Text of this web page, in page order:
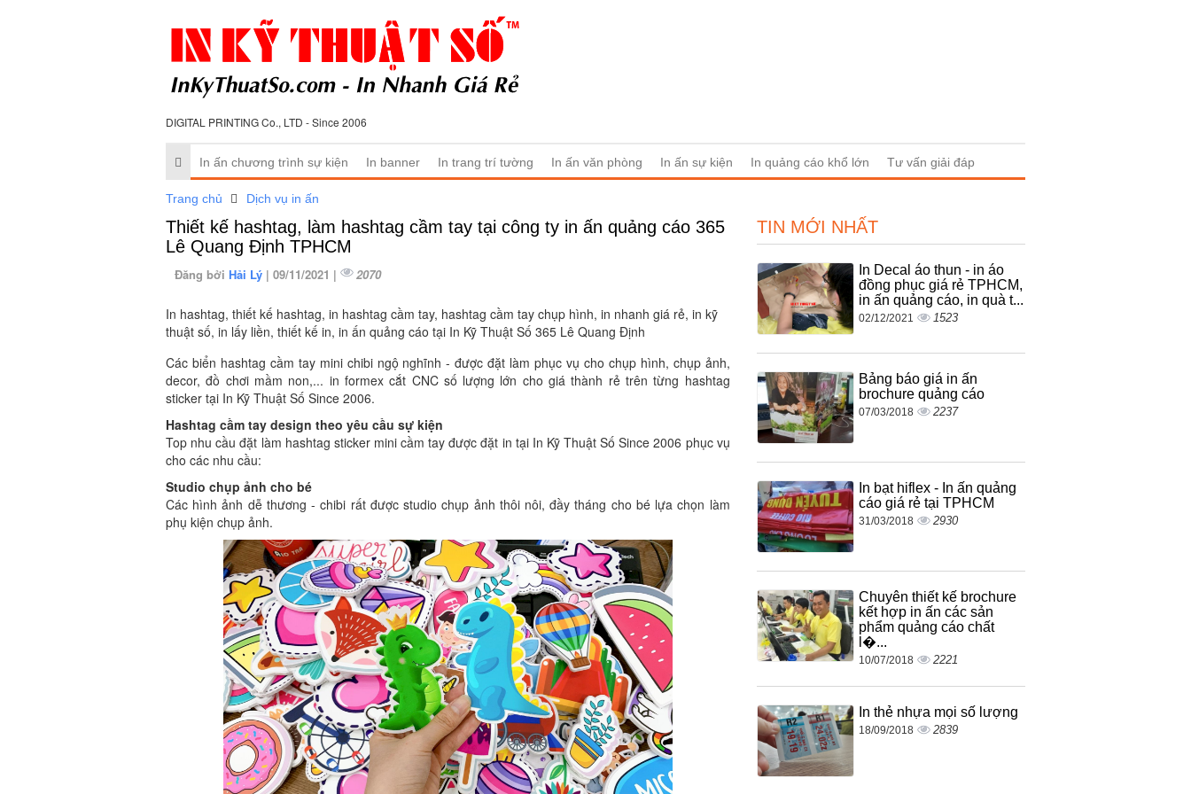
DIGITAL PRINTING Co., LTD - Since 2006
In ấn chương trình sự kiện In banner In trang trí tường In ấn văn phòng In ấn sự kiện In quảng cáo khổ lớn Tư vấn giải đáp
Trang chủ Dịch vụ in ấn
Thiết kế hashtag, làm hashtag cầm tay tại công ty in ấn quảng cáo 365
Lê Quang Định TPHCM
Đăng bởi Hải Lý | 09/11/2021 | 2070
In hashtag, thiết kế hashtag, in hashtag cầm tay, hashtag cầm tay chụp hình, in nhanh giá rẻ, in kỹ
thuật số, in lấy liền, thiết kế in, in ấn quảng cáo tại In Kỹ Thuật Số 365 Lê Quang Định
Các biển hashtag cầm tay mini chibi ngộ nghĩnh - được đặt làm phục vụ cho chụp hình, chụp ảnh,
decor, đồ chơi mầm non,... in formex cắt CNC số lượng lớn cho giá thành rẻ trên từng hashtag
sticker tại In Kỹ Thuật Số Since 2006.
Hashtag cầm tay design theo yêu cầu sự kiện
Top nhu cầu đặt làm hashtag sticker mini cầm tay được đặt in tại In Kỹ Thuật Số Since 2006 phục vụ
cho các nhu cầu:
Studio chụp ảnh cho bé
Các hình ảnh dễ thương - chibi rất được studio chụp ảnh thôi nôi, đầy tháng cho bé lựa chọn làm
phụ kiện chụp ảnh.
TIN MỚI NHẤT
In Decal áo thun - in áo
đồng phục giá rẻ TPHCM,
in ấn quảng cáo, in quà t...
02/12/2021 1523
Bảng báo giá in ấn
brochure quảng cáo
07/03/2018 2237
In bạt hiflex - In ấn quảng
cáo giá rẻ tại TPHCM
31/03/2018 2930
Chuyên thiết kế brochure
kết hợp in ấn các sản
phẩm quảng cáo chất
l�...
10/07/2018 2221
In thẻ nhựa mọi số lượng
18/09/2018 2839